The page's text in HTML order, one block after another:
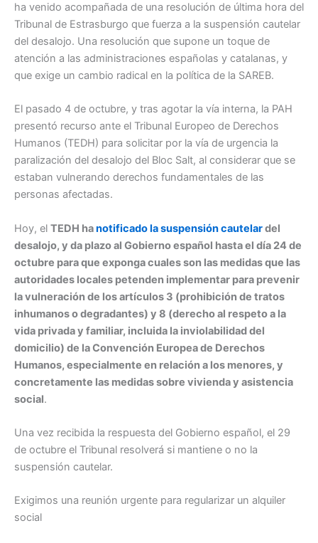
ha venido acompañada de una resolución de última hora del
Tribunal de Estrasburgo que fuerza a la suspensión cautelar
del desalojo. Una resolución que supone un toque de
atención a las administraciones españolas y catalanas, y
que exige un cambio radical en la política de la SAREB.
El pasado 4 de octubre, y tras agotar la vía interna, la PAH
presentó recurso ante el Tribunal Europeo de Derechos
Humanos (TEDH) para solicitar por la vía de urgencia la
paralización del desalojo del Bloc Salt, al considerar que se
estaban vulnerando derechos fundamentales de las
personas afectadas.
Hoy, el TEDH hanotificado la suspensión cautelardel
desalojo, y da plazo al Gobierno español hasta el día 24 de
octubre para que exponga cuales son las medidas que las
autoridades locales petenden implementar para prevenir
la vulneración de los artículos 3 (prohibición de tratos
inhumanos o degradantes) y 8 (derecho al respeto a la
vida privada y familiar, incluida la inviolabilidad del
domicilio) de la Convención Europea de Derechos
Humanos, especialmente en relación a los menores, y
concretamente las medidas sobre vivienda y asistencia
social.
Una vez recibida la respuesta del Gobierno español, el 29
de octubre el Tribunal resolverá si mantiene o no la
suspensión cautelar.
Exigimos una reunión urgente para regularizar un alquiler
social